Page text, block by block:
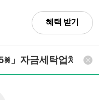
혜택 받기
검